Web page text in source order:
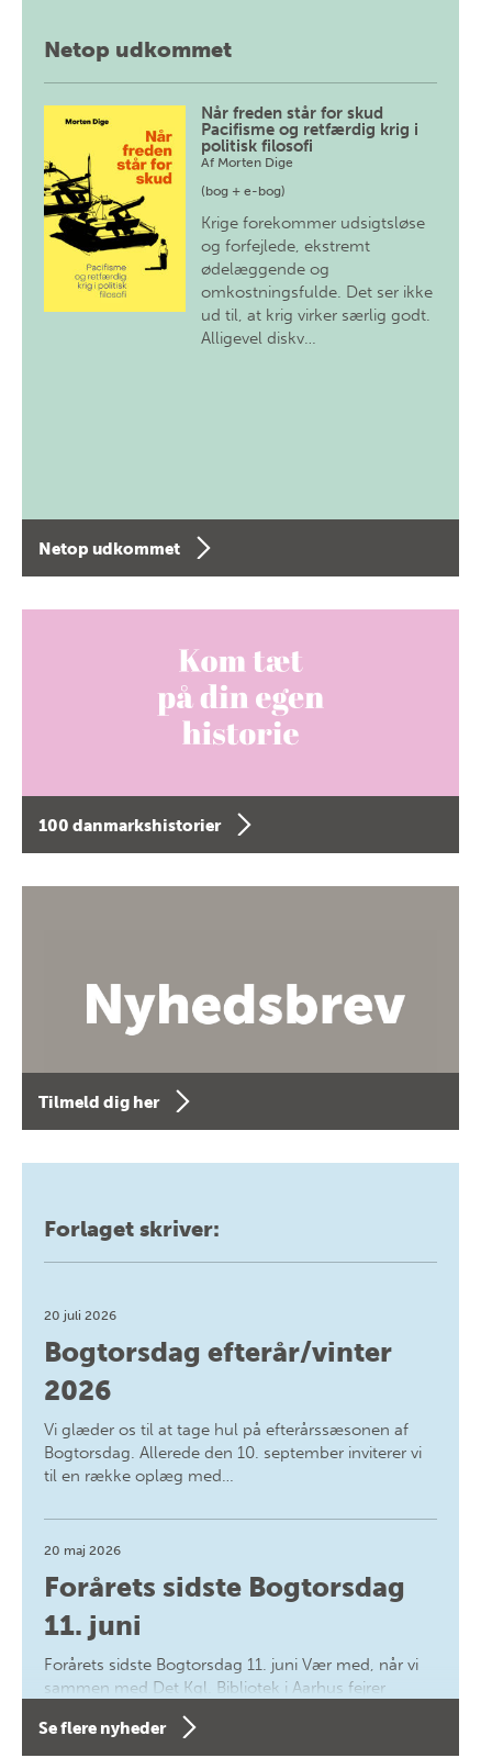
Netop udkommet
Når freden står for skud
Pacifisme og retfærdig krig i
politisk filosofi
Af Morten Dige
(bog + e-bog)
Krige forekommer udsigtsløse
og forfejlede, ekstremt
ødelæggende og
omkostningsfulde. Det ser ikke
ud til, at krig virker særlig godt.
Alligevel diskv…
Netop udkommet
100 danmarkshistorier
Tilmeld dig her
Forlaget skriver:
20 juli 2026
Bogtorsdag efterår/vinter
2026
Vi glæder os til at tage hul på efterårssæsonen af
Bogtorsdag. Allerede den 10. september inviterer vi
til en række oplæg med…
20 maj 2026
Forårets sidste Bogtorsdag
11. juni
Forårets sidste Bogtorsdag 11. juni Vær med, når vi
sammen med Det Kgl. Bibliotek i Aarhus fejrer
forfatterne bag vores nyes…
Se flere nyheder